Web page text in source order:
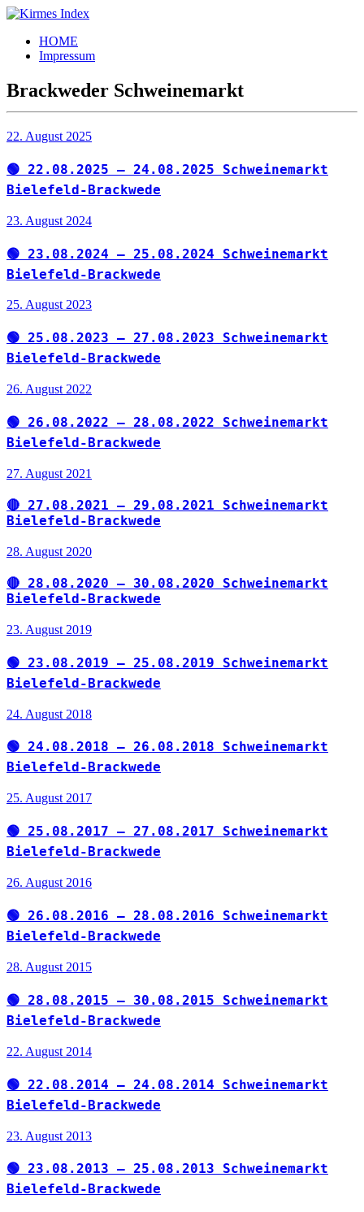
Zum
springen
Kirmes
Index
Tourpläne
der
letzten
Jahre
HOME
Impressum
Brackweder Schweinemarkt
22. August 2025
🟢 22.08.2025 – 24.08.2025 Schweinemarkt
Bielefeld-Brackwede
23. August 2024
🟢 23.08.2024 – 25.08.2024 Schweinemarkt
Bielefeld-Brackwede
25. August 2023
🟢 25.08.2023 – 27.08.2023 Schweinemarkt
Bielefeld-Brackwede
26. August 2022
🟢 26.08.2022 – 28.08.2022 Schweinemarkt
Bielefeld-Brackwede
27. August 2021
🔴 27.08.2021 – 29.08.2021 Schweinemarkt
Bielefeld-Brackwede
28. August 2020
🔴 28.08.2020 – 30.08.2020 Schweinemarkt
Bielefeld-Brackwede
23. August 2019
🟢 23.08.2019 – 25.08.2019 Schweinemarkt
Bielefeld-Brackwede
24. August 2018
🟢 24.08.2018 – 26.08.2018 Schweinemarkt
Bielefeld-Brackwede
25. August 2017
🟢 25.08.2017 – 27.08.2017 Schweinemarkt
Bielefeld-Brackwede
26. August 2016
🟢 26.08.2016 – 28.08.2016 Schweinemarkt
Bielefeld-Brackwede
28. August 2015
🟢 28.08.2015 – 30.08.2015 Schweinemarkt
Bielefeld-Brackwede
22. August 2014
🟢 22.08.2014 – 24.08.2014 Schweinemarkt
Bielefeld-Brackwede
23. August 2013
🟢 23.08.2013 – 25.08.2013 Schweinemarkt
Bielefeld-Brackwede